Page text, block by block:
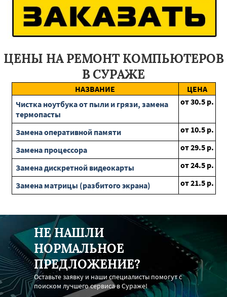
Работаем по регионам
Озеры Серпухов Волоколамск
Лосино-Петровский
Новобурейский Зея Экимчан Тында Райчихинск
Свободный Ерофей Павлович
Шимановск Магдагачи Сковородино Короча Ивня
Новый Оскол Северное
Алексеевка Уразовка Ракитное Октябрьск
Ровеньки
Вейделевка
ЦЕНЫ НА РЕМОНТ КОМПЬЮТЕРОВ
В СУРАЖЕ
НАЗВАНИЕ
ЦЕНА
Чистка ноутбука от пыли и грязи, замена
термопасты
от30.5 р.
Замена оперативной памяти от 10.5 р.
Замена процессора
от29.5 р.
Замена дискретной видеокарты
от24.5 р.
Замена матрицы (разбитого экрана)
от21.5 р.
НЕ НАШЛИ
НОРМАЛЬНОЕ
ПРЕДЛОЖЕНИЕ?
Оставьте заявку и наши специалисты помогут с
поиском лучшего сервиса в Сураже!
УЗНАТЬ ПОДРОБНЕЕ ×